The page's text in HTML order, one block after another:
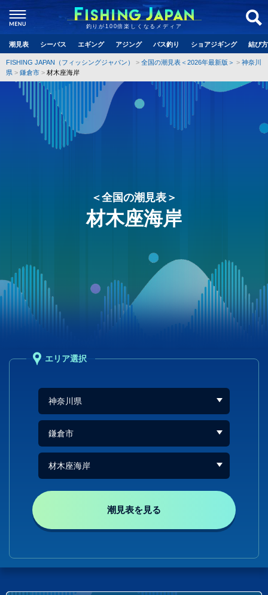
釣りが100倍楽しくなるメディア
潮見表 シーバス エギング アジング バス釣り ショアジギング 結び
FISHING JAPAN（フィッシングジャパン） 全国の潮見表＜2026年最新版＞
神奈川
県
鎌倉市 材木座海岸
＜全国の潮見表＞
材木座海岸
エリア選択
潮見表を見る